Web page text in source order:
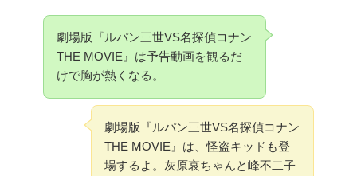
劇場版『ルパン三世VS名探偵コナン
THE MOVIE』は予告動画を観るだ
けで胸が熱くなる。
劇場版『ルパン三世VS名探偵コナン
THE MOVIE』は、怪盗キッドも登
場するよ。灰原哀ちゃんと峰不二子